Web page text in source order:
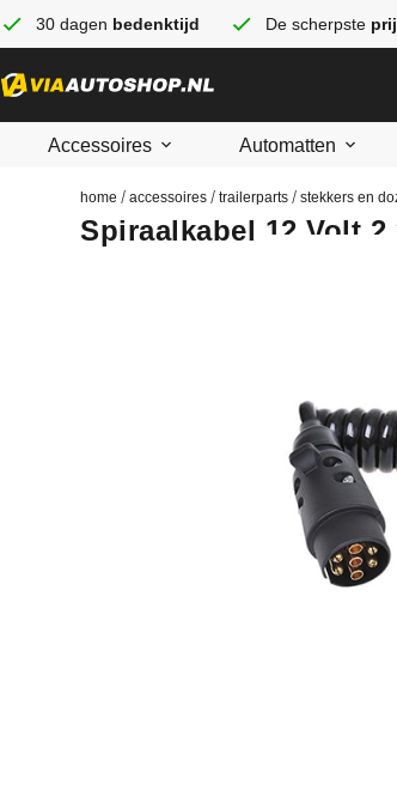
30 dagen bedenktijd De scherpste
Accessoires Automatten
home /accessoires /trailerparts /stekkers en
Spiraalkabel 12 Volt